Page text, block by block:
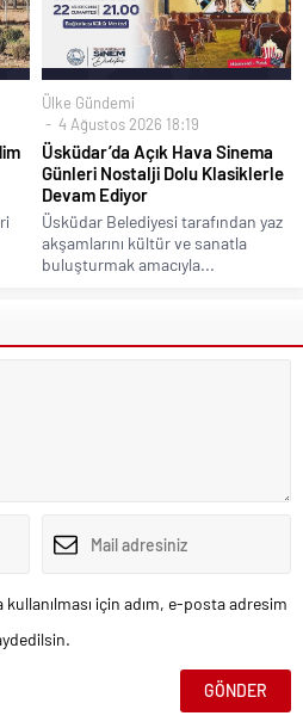
Ülke Gündemi
4 Ağustos 2026 18:19
Üsküdar’da Açık Hava Sinema
Günleri Nostalji Dolu Klasiklerle
Devam Ediyor
Üsküdar Belediyesi tarafından yaz
akşamlarını kültür ve sanatla
buluşturmak amacıyla...
için adım, e-posta adresim